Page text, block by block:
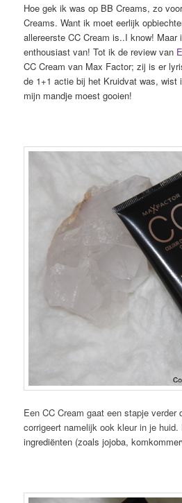
Hoe gek ik was op BB Creams, zo
Creams. Want ik moet eerlijk
allereerste CC Cream is..I know! Maar
enthousiast van! Tot ik de review van
CC Cream van Max Factor; zij is er
de 1+1 actie bij het Kruidvat was, wist
mijn mandje moest gooien!
Een CC Cream gaat een stapje verder
corrigeert namelijk ook kleur in je huid.
ingrediënten (zoals jojoba,